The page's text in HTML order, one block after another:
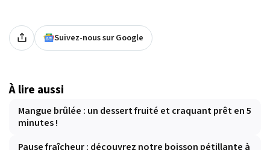
Suivez-nous sur Google
À lire aussi
Mangue brûlée : un dessert fruité et craquant prêt en 5
minutes !
Pause fraîcheur : découvrez notre boisson pétillante à